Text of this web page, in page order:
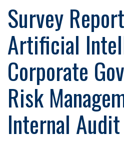
Survey
Artificial
Corporate
Risk
Internal